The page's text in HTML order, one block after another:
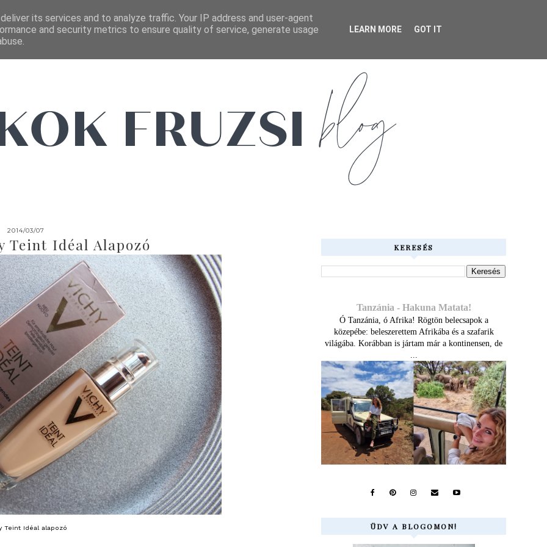
FŐOLDAL EMAIL
2014/03/07
Teint Idéal Alapozó
Teint Idéal alapozó
KERESÉS
Tanzánia - Hakuna Matata!
Ó Tanzánia, ó Afrika! Rögtön belecsapok a
közepébe: beleszerettem Afrikába és a szafarik
világába. Korábban is jártam már a kontinensen, de
...
ÜDV A BLOGOMON!
its services and to analyze traffic. Your IP address and user-agent
and security metrics to ensure quality of service, generate usage
LEARN MORE GOT IT